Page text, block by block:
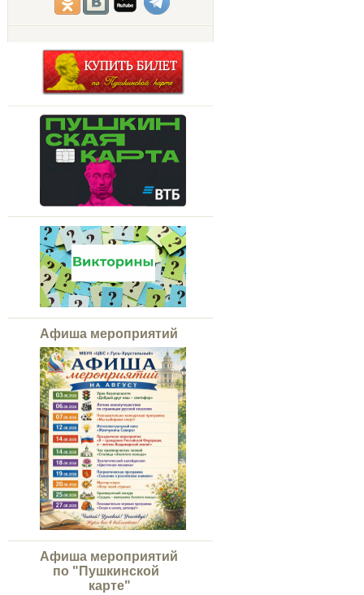
Афиша мероприятий
Афиша мероприятий
по "Пушкинской
карте"